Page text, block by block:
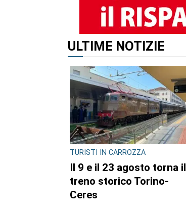
ULTIME NOTIZIE
TURISTI IN CARROZZA
Il 9 e il 23 agosto torna il
treno storico Torino-
Ceres